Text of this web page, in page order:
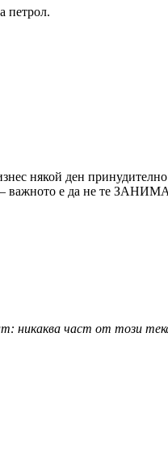
петрол.
някой ден
– важното е да не те
никаква част от този